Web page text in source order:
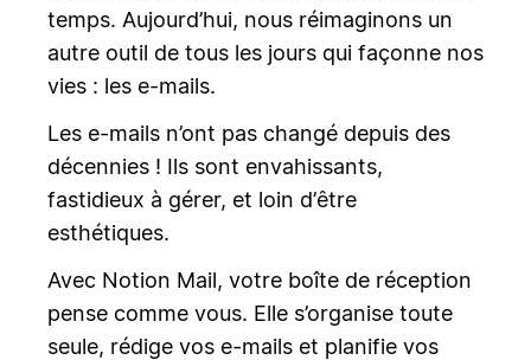
temps. Aujourd’hui, nous réimaginons un
autre outil de tous les jours qui façonne nos
vies : les e-mails.
Les e-mails n’ont pas changé depuis des
décennies ! Ils sont envahissants,
fastidieux à gérer, et loin d’être
esthétiques.
Avec Notion Mail, votre boîte de réception
pense comme vous. Elle s’organise toute
seule, rédige vos e-mails et planifie vos